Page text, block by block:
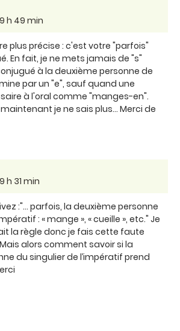
h 49 min
plus précise : c'est votre "parfois"
En fait, je ne mets jamais de "s"
à la deuxième personne de
par un "e", sauf quand une
à l'oral comme "manges-en".
je ne sais plus... Merci de
h 31 min
:"... parfois, la deuxième personne
: « mange », « cueille », etc." Je
la règle donc je fais cette faute
alors comment savoir si la
du singulier de l’impératif prend